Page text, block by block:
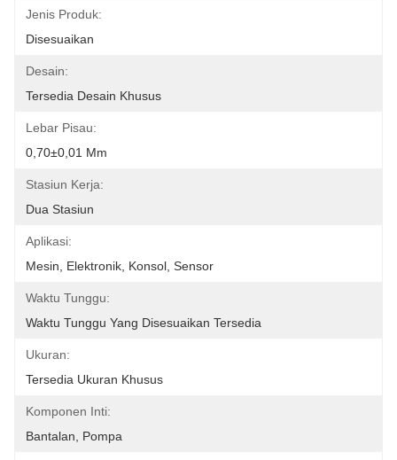
Jenis Produk:
Disesuaikan
Desain:
Tersedia Desain Khusus
Lebar Pisau:
0,70±0,01 Mm
Stasiun Kerja:
Dua Stasiun
Aplikasi:
Mesin, Elektronik, Konsol, Sensor
Waktu Tunggu:
Waktu Tunggu Yang Disesuaikan Tersedia
Ukuran:
Tersedia Ukuran Khusus
Komponen Inti:
Bantalan, Pompa